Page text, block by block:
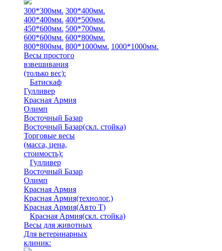
300*300мм. 300*400мм.
400*400мм. 400*500мм.
450*600мм. 500*700мм.
600*600мм. 600*800мм.
800*800мм. 800*1000мм. 1000*1000мм.
Весы простого
взвешивания
(только вес):
Батискаф
Гулливер
Красная Армия
Олимп
Восточный Базар
Восточный Базар(скл. стойка)
Торговые весы
(масса, цена,
стоимость):
Гулливер
Восточный Базар
Олимп
Красная Армия
Красная Армия(технолог.)
Красная Армия(Авто Т)
Красная Армия(скл. стойка)
Весы для животных
Для ветеринарных
клиник: